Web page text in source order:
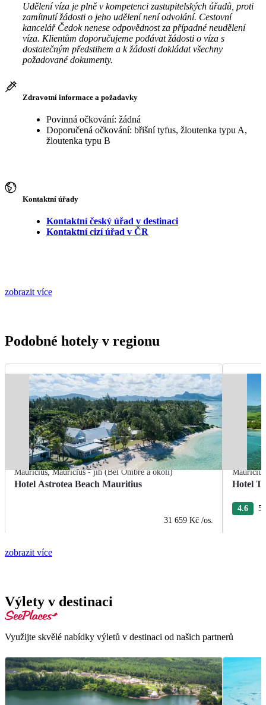
Udělení víza je plně v kompetenci zastupitelských úřadů, proti
zamítnutí žádosti o jeho udělení není odvolání. Cestovní
kancelář Čedok nenese odpovědnost za případné neudělení
víza. Klientům doporučujeme podávat žádosti o víza s
dostatečným předstihem a k žádosti dokládat všechny
požadované dokumenty.
Zdravotní informace a požadavky
Povinná očkování: žádná
Doporučená očkování: břišní tyfus, žloutenka typu A,
žloutenka typu B
Kontaktní úřady
Kontaktní český úřad v destinaci
Kontaktní cizí úřad v ČR
zobrazit více
Podobné hotely v regionu
Mauricius,Mauricius - jih (Bel Ombre a okolí)
Hotel Astrotea Beach Mauritius
31 659 Kč /os.
Mauricius
Hotel
4.6 5
zobrazit více
Výlety v destinaci
Využijte skvělé nabídky výletů v destinaci od našich partnerů